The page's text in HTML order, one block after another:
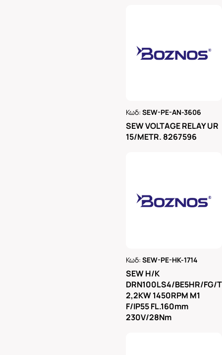
Κωδ:SEW-PE-AN-3606
SEW VOLTAGE RELAY UR
15/METR. 8267596
Κωδ:SEW-PE-HK-1714
SEW H/K
DRN100LS4/BE5HR/FG/
2,2KW 1450RPM M1
F/IP55 FL.160mm
230V/28Nm